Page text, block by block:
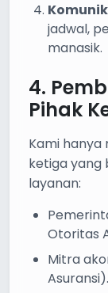
jadwal,
manasik.
4.
Pihak
Kami
ketiga yang
layanan:
Otoritas
Mitra
Asuransi).